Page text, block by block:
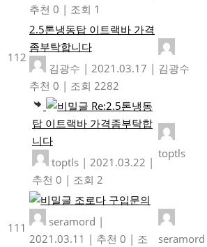
추천 0 | 조회 1
112
2.5톤냉동탑 이트랙바 가격
좀부탁합니다
김광수 | 2021.03.17 |
추천 0 | 조회 2282
김광수
Re:2.5톤냉동
탑 이트랙바 가격좀부탁합
니다
toptls | 2021.03.22 |
추천 0 | 조회 2
toptls
111
조로다 구입문의
seramord |
2021.03.11 | 추천 0 | 조
seramord